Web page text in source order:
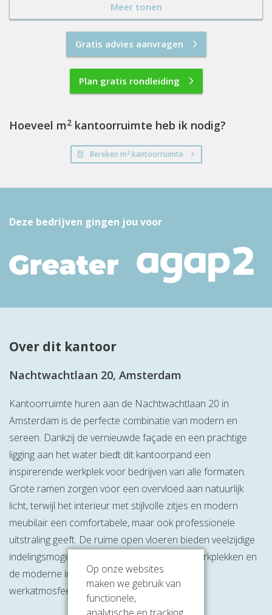
Meer tonen
Gratis advies aanvragen
Plan gratis rondleiding
Hoeveel m2 kantoorruimte heb ik nodig?
Bereken m2kantoorruimte
Deze bedrijven gingen jou voor
Over dit kantoor
Nachtwachtlaan 20, Amsterdam
Kantoorruimte huren aan de Nachtwachtlaan 20 in
Amsterdam is de perfecte combinatie van modern en
sereen. Dankzij de vernieuwde façade en een prachtige
ligging aan het water biedt dit kantoorpand een
inspirerende werkplek voor bedrijven van alle formaten.
Grote ramen zorgen voor een overvloed aan natuurlijk
licht, terwijl het interieur met stijlvolle zitjes en modern
meubilair een comfortabele, maar ook professionele
uitstraling geeft. De ruime open vloeren bieden veelzijdige
indelingsmogelijkheden voor verschillende werkplekken en
de moderne inrichting zorgt voor een prettige
werkatmosfeer.
Op onze websites
maken we gebruik van
functionele,
analytische en tracking